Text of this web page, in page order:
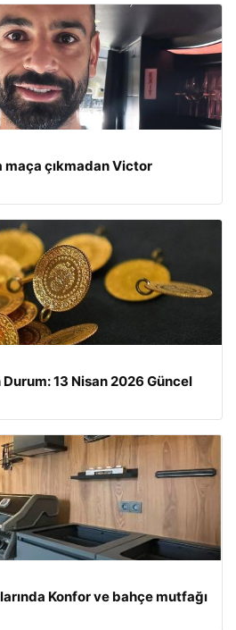
maça çıkmadan Victor
13 Nisan 2026 Güncel
Konfor ve bahçe mutfağı